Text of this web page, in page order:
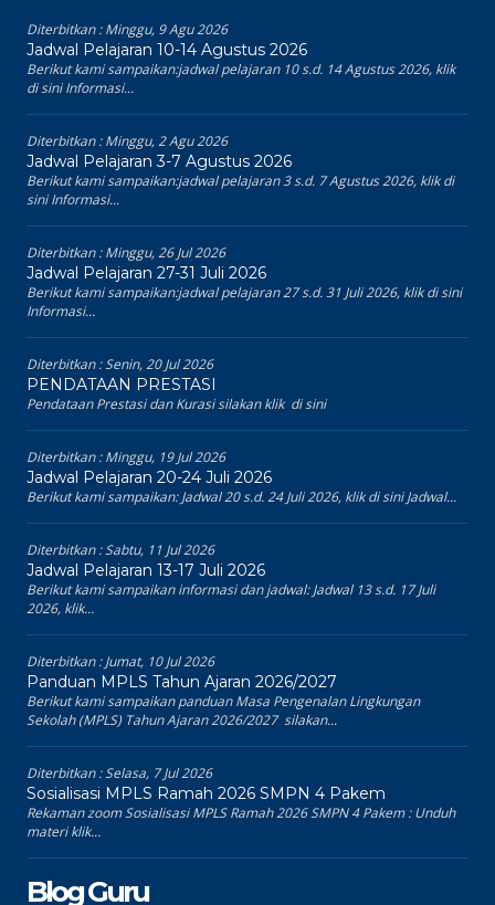
Diterbitkan :Minggu, 9 Agu 2026
Jadwal Pelajaran 10-14 Agustus 2026
Berikut kami sampaikan:jadwal pelajaran 10 s.d. 14 Agustus 2026, klik
di sini Informasi...
Diterbitkan :Minggu, 2 Agu 2026
Jadwal Pelajaran 3-7 Agustus 2026
Berikut kami sampaikan:jadwal pelajaran 3 s.d. 7 Agustus 2026, klik di
sini Informasi...
Diterbitkan :Minggu, 26 Jul 2026
Jadwal Pelajaran 27-31 Juli 2026
Berikut kami sampaikan:jadwal pelajaran 27 s.d. 31 Juli 2026, klik di sini
Informasi...
Diterbitkan :Senin, 20 Jul 2026
PENDATAAN PRESTASI
Pendataan Prestasi dan Kurasi silakan klik di sini
Diterbitkan :Minggu, 19 Jul 2026
Jadwal Pelajaran 20-24 Juli 2026
Berikut kami sampaikan: Jadwal 20 s.d. 24 Juli 2026, klik di sini Jadwal...
Diterbitkan :Sabtu, 11 Jul 2026
Jadwal Pelajaran 13-17 Juli 2026
Berikut kami sampaikan informasi dan jadwal: Jadwal 13 s.d. 17 Juli
2026, klik...
Diterbitkan :Jumat, 10 Jul 2026
Panduan MPLS Tahun Ajaran 2026/2027
Berikut kami sampaikan panduan Masa Pengenalan Lingkungan
Sekolah (MPLS) Tahun Ajaran 2026/2027 silakan...
Diterbitkan :Selasa, 7 Jul 2026
Sosialisasi MPLS Ramah 2026 SMPN 4 Pakem
Rekaman zoom Sosialisasi MPLS Ramah 2026 SMPN 4 Pakem : Unduh
materi klik...
Blog Guru